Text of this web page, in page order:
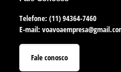
Telefone: (11) 94364-7460
E-mail:
Fale conosco